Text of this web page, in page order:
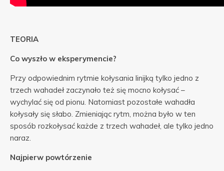
TEORIA
Co wyszło w eksperymencie?
Przy odpowiednim rytmie kołysania linijką tylko jedno z
trzech wahadeł zaczynało też się mocno kołysać –
wychylać się od pionu. Natomiast pozostałe wahadła
kołysały się słabo. Zmieniając rytm, można było w ten
sposób rozkołysać każde z trzech wahadeł, ale tylko jedno
naraz.
Najpierw powtórzenie